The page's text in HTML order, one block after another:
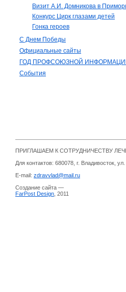
Визит А.И. Домникова в
Конкурс Цирк глазами детей
Гонка героев
С Днем Победы
Официальные сайты
ГОД ПРОФСОЮЗНОЙ
События
ПРИГЛАШАЕМ К СОТРУДНИЧЕСТВУ
Для контактов: 680078, г. Владивосток,
E-mail: zdravvlad@mail.ru
Создание сайта —
FarPost Design , 2011